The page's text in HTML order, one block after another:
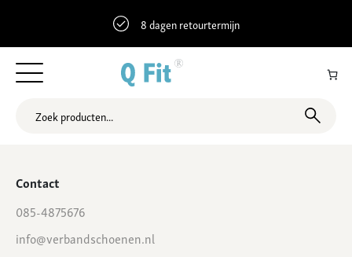
8 dagen retourtermijn
53.1815108 6.1663032 Groningerstraat 7, Surhuisterveen,
Nederland
Contact
085-4875676
info@verbandschoenen.nl